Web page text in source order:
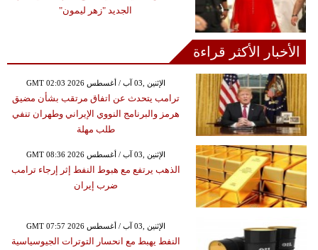
الجديد "زهر ليمون"
الأخبار الأكثر قراءة
GMT 02:03 2026 الإثنين ,03 آب / أغسطس
ترامب يتحدث عن اتفاق مرتقب بشأن مضيق
هرمز والبرنامج النووي الإيراني وطهران تنفي
طلب مهلة
GMT 08:36 2026 الإثنين ,03 آب / أغسطس
الذهب يرتفع مع هبوط النفط إثر إرجاء ترامب
ضرب إيران
GMT 07:57 2026 الإثنين ,03 آب / أغسطس
النفط يهبط مع انحسار التوترات الجيوسياسية